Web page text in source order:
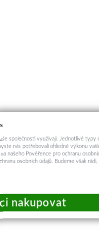
společnosti využívají. Jednotlivé
nás potřebovali ohledně výkonu
našeho Pověřence pro ochranu
osobních údajů. Budeme však